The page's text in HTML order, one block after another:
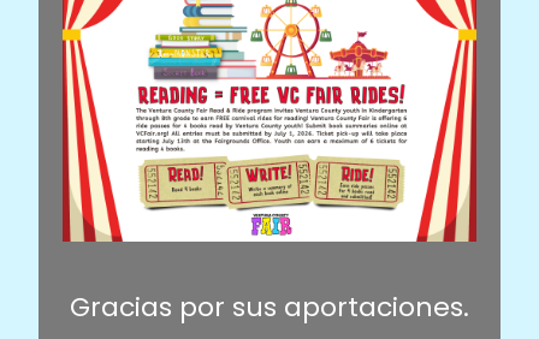
Gracias por sus aportaciones.